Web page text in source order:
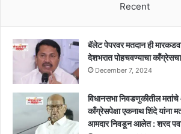
Recent
बॅलेट पेपरवर मतदान ही
देशभरात पोहचवण्याचा
December 7, 2024
विधानसभा निवडणुकीतील
काँग्रेसपेक्षा एकनाथ शिंदे यांना
आमदार निवडून आलेत : शरद